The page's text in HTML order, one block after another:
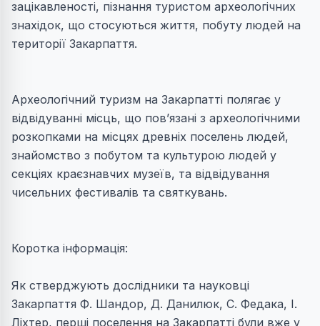
зацікавленості, пізнання туристом археологічних
знахідок, що стосуються життя, побуту людей на
території Закарпаття.
Археологічний туризм на Закарпатті полягає у
відвідуванні місць, що пов’язані з археологічними
розкопками на місцях древніх поселень людей,
знайомство з побутом та культурою людей у
секціях краєзнавчих музеїв, та відвідування
чисельних фестивалів та святкувань.
Коротка інформація:
Як стверджують дослідники та науковці
Закарпаття Ф. Шандор, Д. Данилюк, С. Федака, І.
Ліхтер, перші поселення на Закарпатті були вже у